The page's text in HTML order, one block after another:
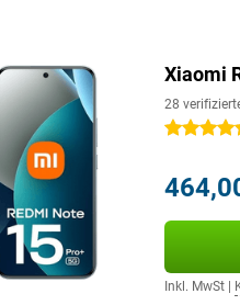
Xiaomi
28
4.5
Inkl. MwSt